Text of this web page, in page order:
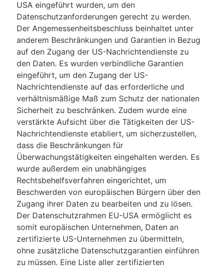
USA eingeführt wurden, um den
Datenschutzanforderungen gerecht zu werden.
Der Angemessenheitsbeschluss beinhaltet unter
anderem Beschränkungen und Garantien in Bezug
auf den Zugang der US-Nachrichtendienste zu
den Daten. Es wurden verbindliche Garantien
eingeführt, um den Zugang der US-
Nachrichtendienste auf das erforderliche und
verhältnismäßige Maß zum Schutz der nationalen
Sicherheit zu beschränken. Zudem wurde eine
verstärkte Aufsicht über die Tätigkeiten der US-
Nachrichtendienste etabliert, um sicherzustellen,
dass die Beschränkungen für
Überwachungstätigkeiten eingehalten werden. Es
wurde außerdem ein unabhängiges
Rechtsbehelfsverfahren eingerichtet, um
Beschwerden von europäischen Bürgern über den
Zugang ihrer Daten zu bearbeiten und zu lösen.
Der Datenschutzrahmen EU-USA ermöglicht es
somit europäischen Unternehmen, Daten an
zertifizierte US-Unternehmen zu übermitteln,
ohne zusätzliche Datenschutzgarantien einführen
zu müssen. Eine Liste aller zertifizierten